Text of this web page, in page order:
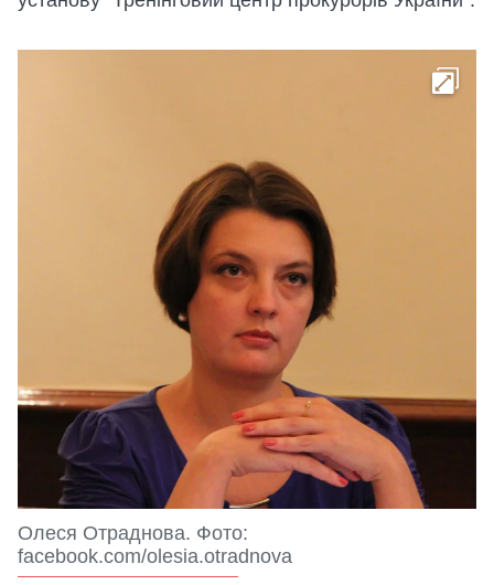
Олеся Отраднова. Фото:
facebook.com/olesia.otradnova